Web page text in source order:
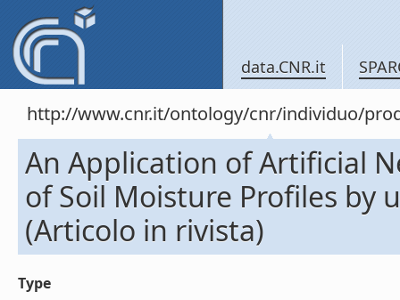
data.CNR.it
http://www.cnr.it/ontology/cnr/individuo/
An Application of Artificial
of Soil Moisture Profiles by
(Articolo in rivista)
Type